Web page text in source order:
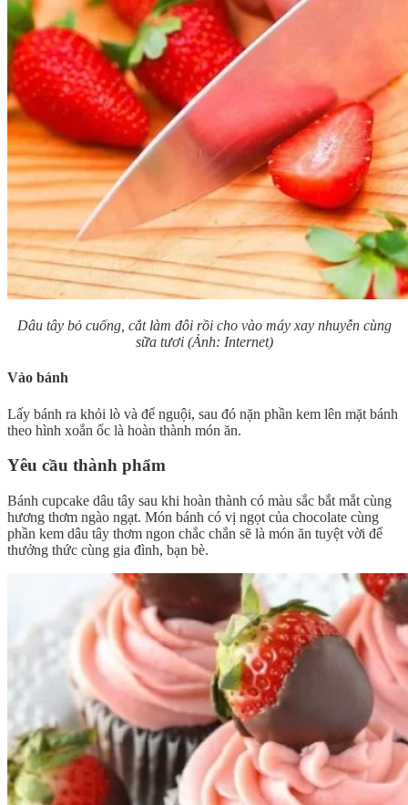
Dâu tây bỏ cuống, cắt làm đôi rồi cho vào máy xay nhuyễn cùng
sữa tươi (Ảnh: Internet)
Vào bánh
Lấy bánh ra khỏi lò và để nguội, sau đó nặn phần kem lên mặt bánh
theo hình xoắn ốc là hoàn thành món ăn.
Yêu cầu thành phẩm
Bánh cupcake dâu tây sau khi hoàn thành có màu sắc bắt mắt cùng
hương thơm ngào ngạt. Món bánh có vị ngọt của chocolate cùng
phần kem dâu tây thơm ngon chắc chắn sẽ là món ăn tuyệt vời để
thưởng thức cùng gia đình, bạn bè.